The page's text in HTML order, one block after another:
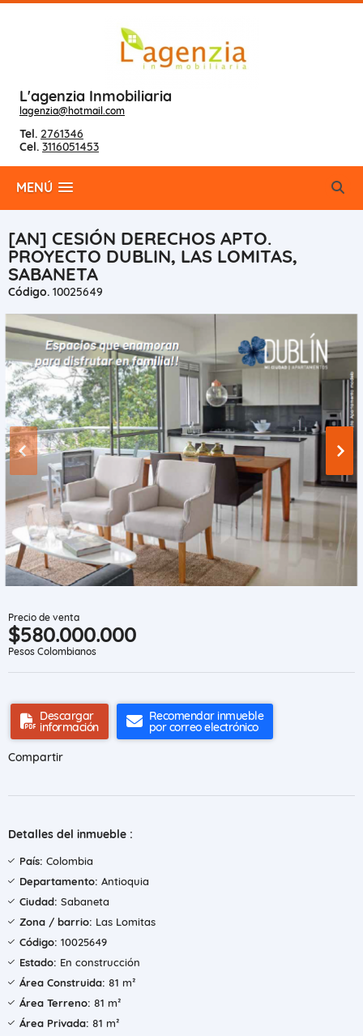
L'agenzia Inmobiliaria
lagenzia@hotmail.com
Tel. 2761346
Cel. 3116051453
MENÚ
[AN] CESIÓN DERECHOS APTO.
PROYECTO DUBLIN, LAS LOMITAS,
SABANETA
Código. 10025649
Precio de venta
$580.000.000
Pesos Colombianos
Descargar
información
Recomendar inmueble
por correo electrónico
Compartir
Detalles del inmueble :
País: Colombia
Departamento: Antioquia
Ciudad: Sabaneta
Zona / barrio: Las Lomitas
Código: 10025649
Estado: En construcción
Área Construida: 81 m²
Área Terreno: 81 m²
Área Privada: 81 m²